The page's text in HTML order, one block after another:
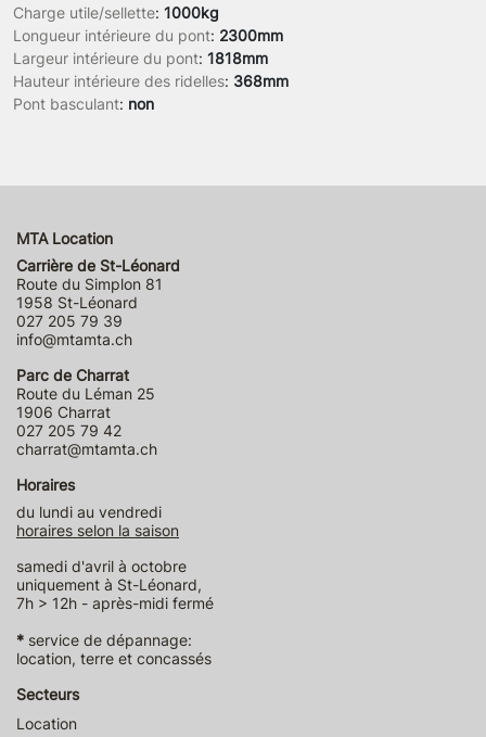
Charge utile/sellette: 1000kg
Longueur intérieure du pont: 2300mm
Largeur intérieure du pont: 1818mm
Hauteur intérieure des ridelles: 368mm
Pont basculant: non
MTA Location
Carrière de St-Léonard
Route du Simplon 81
1958 St-Léonard
027 205 79 39
info@mtamta.ch
Parc de Charrat
Route du Léman 25
1906 Charrat
027 205 79 42
charrat@mtamta.ch
Horaires
du lundi au vendredi
horaires selon la saison
samedi d'avril à octobre
uniquement à St-Léonard,
7h > 12h - après-midi fermé
* service de dépannage:
location, terre et concassés
Secteurs
Location